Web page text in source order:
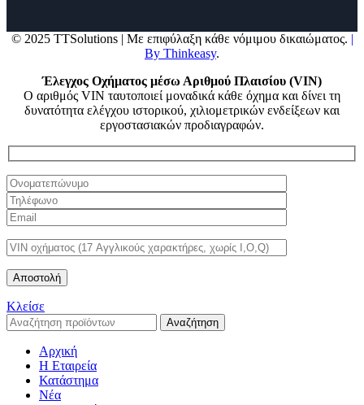
© 2025 TTSolutions | Με επιφύλαξη κάθε νόμιμου δικαιώματος. |
By Thinkeasy.
Έλεγχος Οχήματος μέσω Αριθμού Πλαισίου (VIN)
Ο αριθμός VIN ταυτοποιεί μοναδικά κάθε όχημα και δίνει τη
δυνατότητα ελέγχου ιστορικού, χιλιομετρικών ενδείξεων και
εργοστασιακών προδιαγραφών.
Κλείσε
Αναζήτηση
Αρχική
Η Εταιρεία
Κατάστημα
Νέα